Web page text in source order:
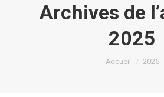
Archives de
2025
Vous êtes ici :
Accueil 2025